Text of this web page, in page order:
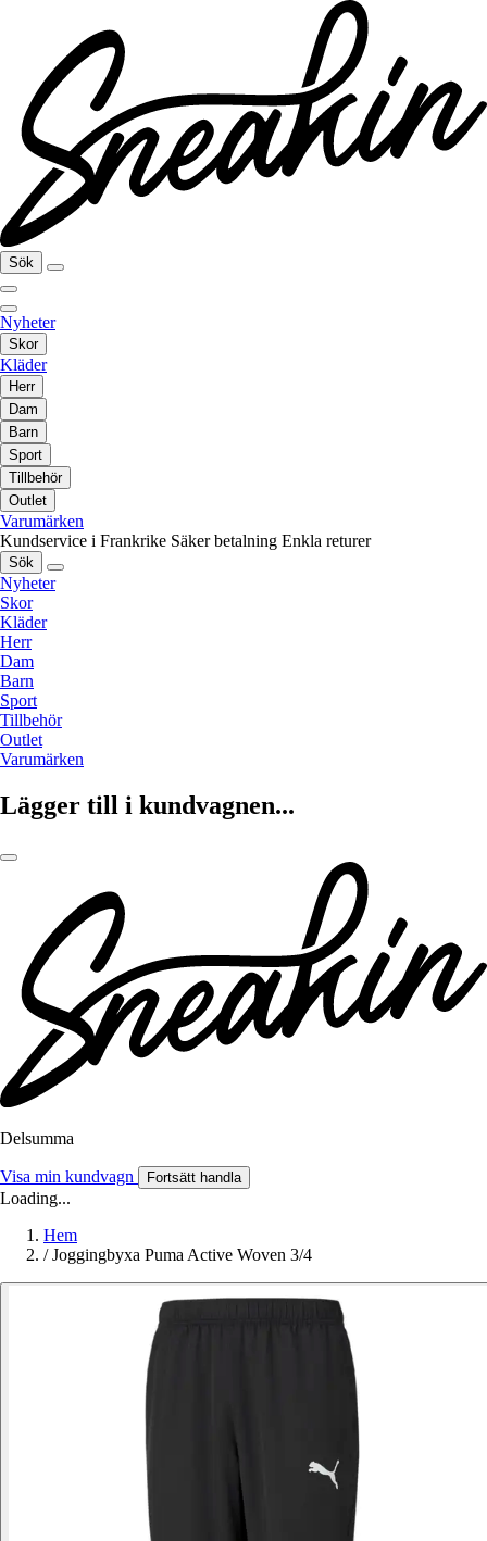
Sök
Nyheter
Skor
Kläder
Herr
Dam
Barn
Sport
Tillbehör
Outlet
Varumärken
Kundservice i Frankrike Säker betalning Enkla returer
Sök
Nyheter
Skor
Kläder
Herr
Dam
Barn
Sport
Tillbehör
Outlet
Varumärken
Lägger till i kundvagnen...
Delsumma
Visa min kundvagn Fortsätt handla
Loading...
Hem
/ Joggingbyxa Puma Active Woven 3/4